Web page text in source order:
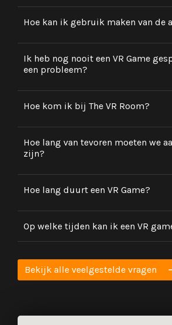
Hoe kan ik gebruik maken van de
Ik heb nog nooit een VR Game
een probleem?
Hoe kom ik bij The VR Room?
Hoe lang van tevoren moeten we
zijn?
Hoe lang duurt een VR Game?
Op welke tijden kan ik een VR
Bekijk alle veelgestelde vragen